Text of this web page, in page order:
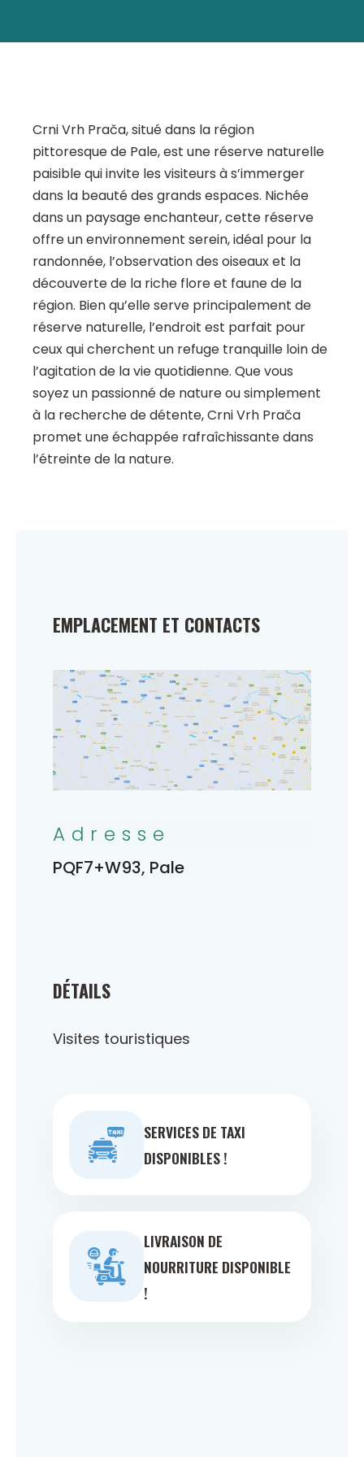
Crni Vrh Prača, situé dans la région
pittoresque de Pale, est une réserve naturelle
paisible qui invite les visiteurs à s’immerger
dans la beauté des grands espaces. Nichée
dans un paysage enchanteur, cette réserve
offre un environnement serein, idéal pour la
randonnée, l’observation des oiseaux et la
découverte de la riche flore et faune de la
région. Bien qu’elle serve principalement de
réserve naturelle, l’endroit est parfait pour
ceux qui cherchent un refuge tranquille loin de
l’agitation de la vie quotidienne. Que vous
soyez un passionné de nature ou simplement
à la recherche de détente, Crni Vrh Prača
promet une échappée rafraîchissante dans
l’étreinte de la nature.
DÉTAILS
Visites touristiques
SERVICES DE TAXI
DISPONIBLES !
LIVRAISON DE
NOURRITURE DISPONIBLE
!
EMPLACEMENT ET CONTACTS
Adresse
PQF7+W93, Pale